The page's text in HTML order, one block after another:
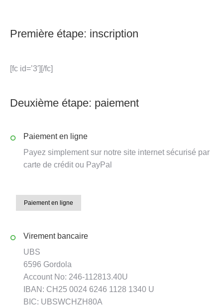
Première étape: inscription
[fc id=’3′][/fc]
Deuxième étape: paiement
Paiement en ligne
Payez simplement sur notre site internet sécurisé par
carte de crédit ou PayPal
Paiement en ligne
Virement bancaire
UBS
6596 Gordola
Account No: 246-112813.40U
IBAN: CH25 0024 6246 1128 1340 U
BIC: UBSWCHZH80A